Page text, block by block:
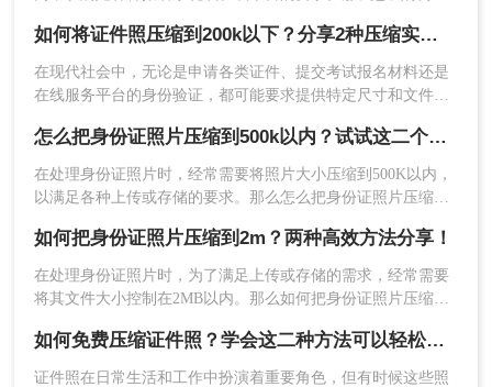
操作步骤：
1、打开在线证件照压缩网址：
https://pdftoword.55.la/zjz-imgcompress/
3、图片除了压缩之外还可以转换输出格式
您轻松完成身份证照片的压缩任务。
如何将证件照压缩到200k以下？分享2种压缩实用技巧！
在现代社会中，无论是申请各类证件、提交考试报名材料还是
在线服务平台的身份验证，都可能要求提供特定尺寸和文件大
学会如何将证件照压缩到200k以下是非常重要的。本文将介绍
两种可以轻松实现这一目标的方法。
怎么把身份证照片压缩到500k以内？试试这二个压缩方法！
在处理身份证照片时，经常需要将照片大小压缩到500K以内，
以满足各种上传或存储的要求。那么怎么把身份证照片压缩到
一目标。
如何把身份证照片压缩到2m？两种高效方法分享！
在处理身份证照片时，为了满足上传或存储的需求，经常需要
将其文件大小控制在2MB以内。那么如何把身份证照片压缩到
证照片的压缩任务。
如何免费压缩证件照？学会这二种方法可以轻松压缩大小！
证件照在日常生活和工作中扮演着重要角色，但有时候这些照